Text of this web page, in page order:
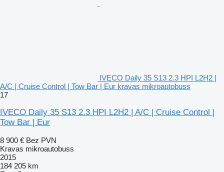
IVECO Daily 35 S13 2.3 HPI L2H2 |
A/C | Cruise Control | Tow Bar | Eur kravas mikroautobuss
17
IVECO Daily 35 S13 2.3 HPI L2H2 | A/C | Cruise Control |
Tow Bar | Eur
8 900 € Bez PVN
Kravas mikroautobuss
2015
184 205 km